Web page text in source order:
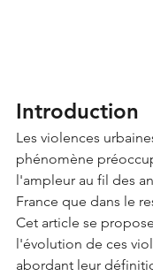
Introduction
Les violences
phénomène
l'ampleur au fil des
France que dans le
Cet article se
l'évolution de ces
abordant leur